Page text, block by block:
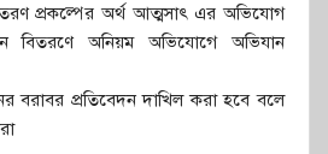
প্রকল্পের অর্থ আত্মসাৎ এর অভিযোগ
বিতরণে অনিয়ম অভিযোগে অভিযান
বরাবর প্রতিবেদন দাখিল করা হবে বলে